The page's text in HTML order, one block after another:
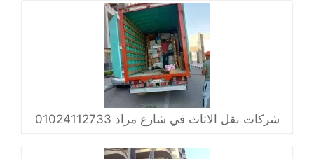
شركات نقل الاثاث في شارع مراد 01024112733